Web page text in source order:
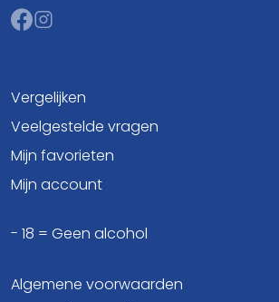
Vergelijken
Veelgestelde vragen
Mijn favorieten
Mijn account
- 18 = Geen alcohol
Algemene voorwaarden